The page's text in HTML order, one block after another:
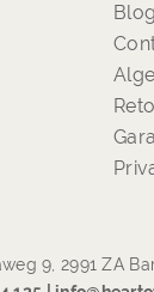
9, 2991 ZA